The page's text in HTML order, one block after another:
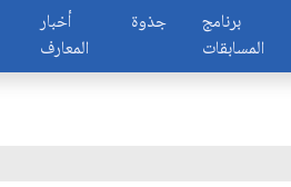
أخبار
المعارف
جذوة
برنامج
المسابقات